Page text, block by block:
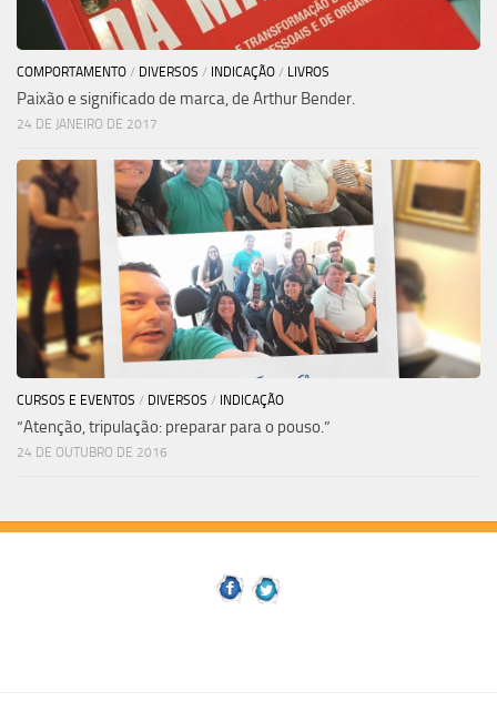
COMPORTAMENTO / DIVERSOS / INDICAÇÃO / LIVROS
Paixão e significado de marca, de Arthur Bender.
24 DE JANEIRO DE 2017
CURSOS E EVENTOS / DIVERSOS / INDICAÇÃO
“Atenção, tripulação: preparar para o pouso.”
24 DE OUTUBRO DE 2016